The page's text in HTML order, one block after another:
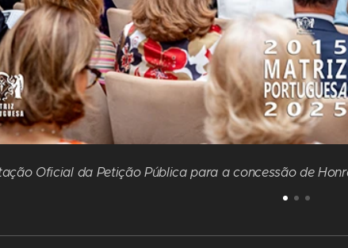
Oficial da Petição Pública para a concessão de